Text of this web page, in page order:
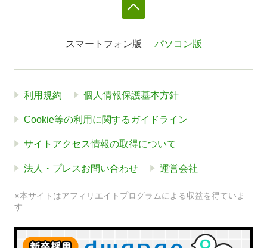
スマートフォン版 パソコン版
利用規約 個人情報保護基本方針
Cookie等の利用に関するガイドライン
サイトアクセス情報の取得について
法人・プレスお問い合わせ 運営会社
※本サイトはアフィリエイトプログラムによる収益を得ていま
す